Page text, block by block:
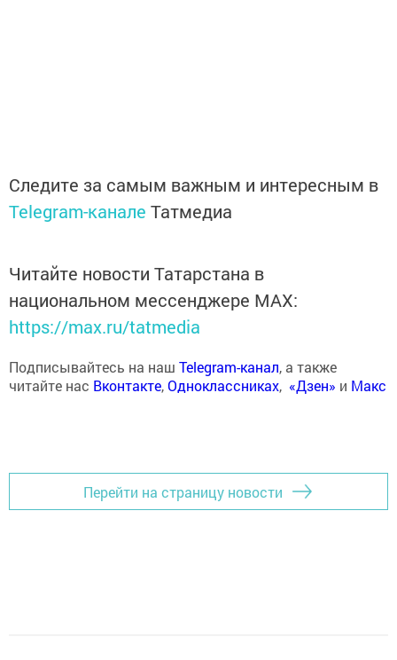
Следите за самым важным и интересным в
Telegram-канале Татмедиа
Читайте новости Татарстана в
национальном мессенджере MАХ:
https://max.ru/tatmedia
Подписывайтесь на наш Telegram-канал, а также
читайте нас Вконтакте,Одноклассниках, «Дзен» и Макс
Перейти на страницу новости